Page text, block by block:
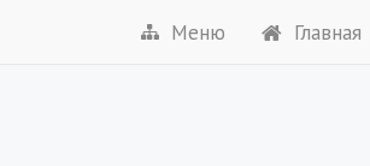
Меню Главная